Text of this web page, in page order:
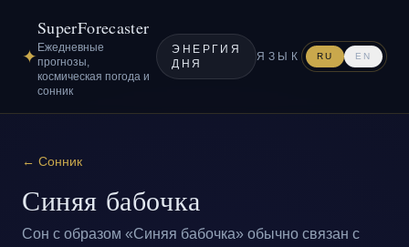
✦
SuperForecaster
Ежедневные
прогнозы,
космическая погода и
сонник
ЭНЕРГИЯ
ДНЯ
ЯЗЫК RU EN
← Сонник
Синяя бабочка
Сон с образом «Синяя бабочка» обычно связан с